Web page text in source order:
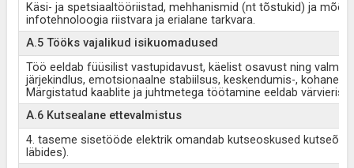
Käsi- ja spetsiaaltööriistad, mehhanismid (nt tõstukid) ja
infotehnoloogia riistvara ja erialane tarkvara.
A.5 Tööks vajalikud isikuomadused
Töö eeldab füüsilist vastupidavust, käelist osavust ning
järjekindlus, emotsionaalne stabiilsus, keskendumis-,
Märgistatud kaablite ja juhtmetega töötamine eeldab
A.6 Kutsealane ettevalmistus
4. taseme sisetööde elektrik omandab kutseoskused
läbides).